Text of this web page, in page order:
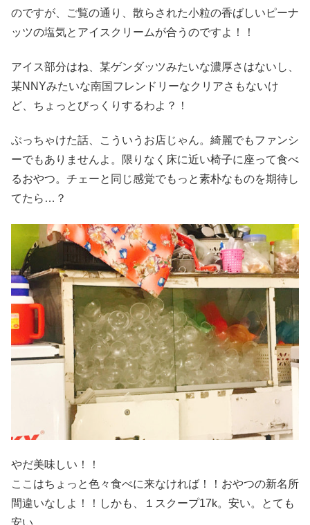
のですが、ご覧の通り、散らされた小粒の香ばしいピーナ
ッツの塩気とアイスクリームが合うのですよ！！
アイス部分はね、某ゲンダッツみたいな濃厚さはないし、
某NNYみたいな南国フレンドリーなクリアさもないけ
ど、ちょっとびっくりするわよ？！
ぶっちゃけた話、こういうお店じゃん。綺麗でもファンシ
ーでもありませんよ。限りなく床に近い椅子に座って食べ
るおやつ。チェーと同じ感覚でもっと素朴なものを期待し
てたら…？
やだ美味しい！！
ここはちょっと色々食べに来なければ！！おやつの新名所
間違いなしよ！！しかも、１スクープ17k。安い。とても